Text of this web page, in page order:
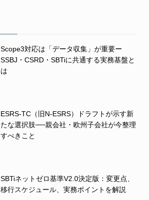
Scope3対応は「データ収集」が重要ー
SSBJ・CSRD・SBTiに共通する実務基盤と
は
ESRS-TC（旧N-ESRS）ドラフトが示す新
たな選択肢──親会社・欧州子会社が今整理
すべきこと
SBTiネットゼロ基準V2.0決定版：変更点、
移行スケジュール、実務ポイントを解説